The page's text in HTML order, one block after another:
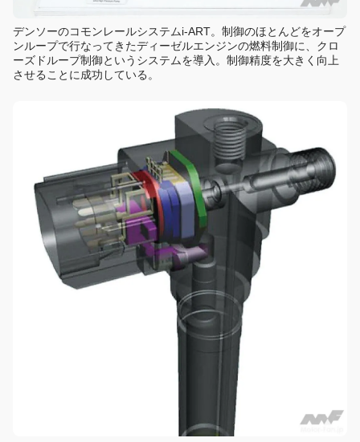
デンソーのコモンレールシステムi-ART。制御のほとんどをオープ
ンループで行なってきたディーゼルエンジンの燃料制御に、クロ
ーズドループ制御というシステムを導入。制御精度を大きく向上
させることに成功している。